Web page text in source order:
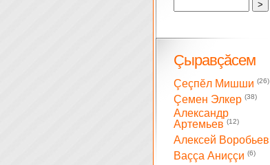
Çыравçăсем
Çеçпĕл Мишши (26)
Çемен Элкер (38)
Александр
Артемьев (12)
Алексей Воробьев
Ваççа Аниççи (6)